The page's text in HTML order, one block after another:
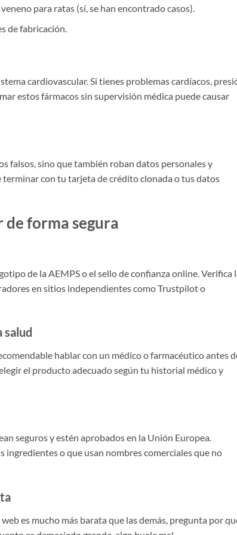
para ratas (sí, se han encontrado casos).
de fabricación.
cardiovascular. Si tienes problemas cardíacos,
estos fármacos sin supervisión médica puede causar
falsos, sino que también roban datos personales y
terminar con tu tarjeta de crédito clonada o tus datos
de forma segura
de la AEMPS o el sello de confianza online. Verifica
en sitios independientes como Trustpilot o
salud
hablar con un médico o farmacéutico antes
el producto adecuado según tu historial médico y
seguros y estén aprobados en la Unión Europea.
o que usan nombres comerciales que no
es mucho más barata que las demás, pregunta por